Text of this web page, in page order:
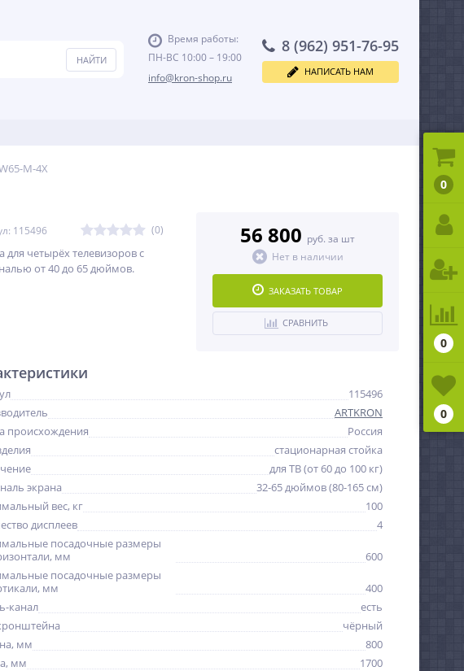
Время работы:
ПН-ВС 10:00 – 19:00
info@kron-shop.ru
8 (962) 951-76-95
НАПИСАТЬ НАМ
M-4X
115496 (0)
для четырёх телевизоров с
от 40 до 65 дюймов.
56 800 руб. за шт
Нет в наличии
ЗАКАЗАТЬ ТОВАР
СРАВНИТЬ
115496
ARTKRON
происхождения
Россия
стационарная стойка
для ТВ (от 60 до 100 кг)
экрана
32-65 дюймов (80-165 см)
вес, кг
100
дисплеев
4
посадочные размеры
мм
600
посадочные размеры
мм
400
канал
есть
чёрный
мм
800
мм
1700
0
0
0